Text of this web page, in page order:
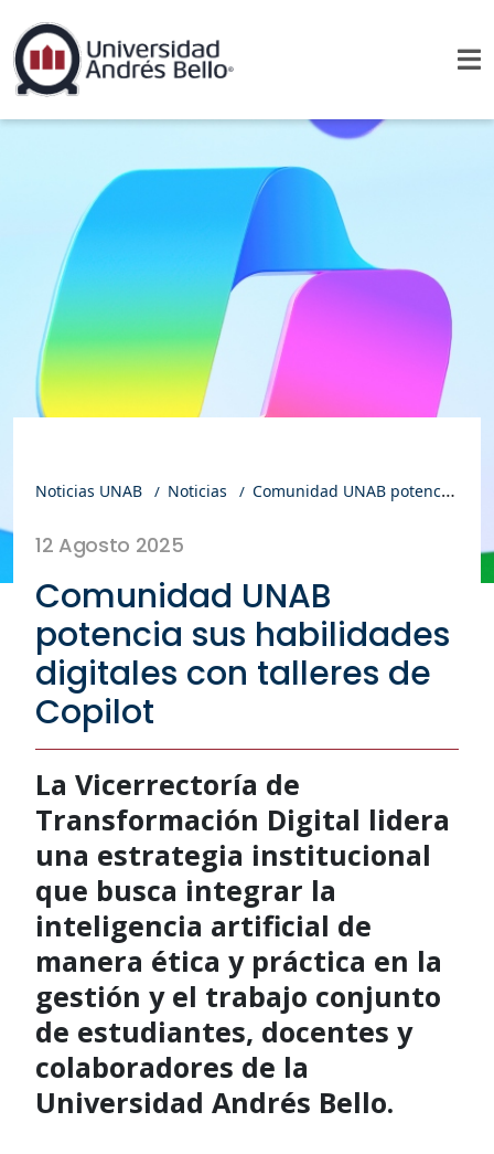
Noticias UNAB Noticias Comunidad UNAB potencia sus habilidades digitales con talleres de Copilot
12 Agosto 2025
Comunidad UNAB
potencia sus habilidades
digitales con talleres de
Copilot
La Vicerrectoría de
Transformación Digital lidera
una estrategia institucional
que busca integrar la
inteligencia artificial de
manera ética y práctica en la
gestión y el trabajo conjunto
de estudiantes, docentes y
colaboradores de la
Universidad Andrés Bello.